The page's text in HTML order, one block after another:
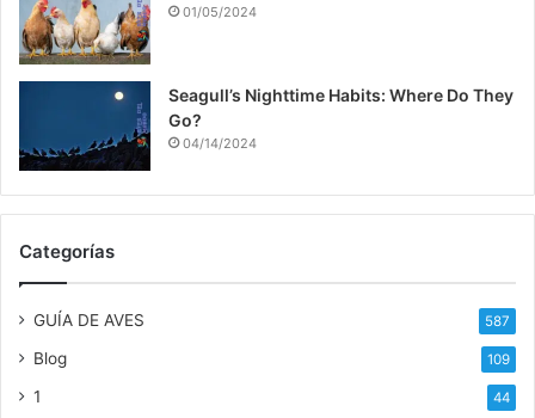
01/05/2024
Seagull’s Nighttime Habits: Where Do They
Go?
04/14/2024
Categorías
GUÍA DE AVES 587
Blog 109
1 44